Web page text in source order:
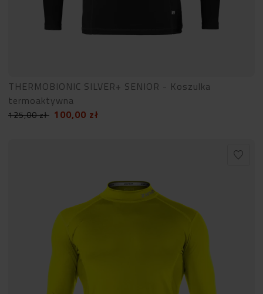
THERMOBIONIC SILVER+ SENIOR - Koszulka
termoaktywna
125,00zł 100,00 zł